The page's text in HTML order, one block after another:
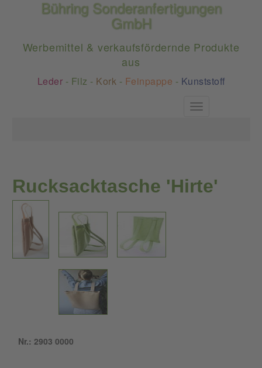
Bühring Sonderanfertigungen
GmbH
Werbemittel & verkaufsfördernde Produkte
aus
Leder - Filz - Kork - Feinpappe - Kunststoff
Toggle
Rucksacktasche 'Hirte'
Nr.: 2903 0000